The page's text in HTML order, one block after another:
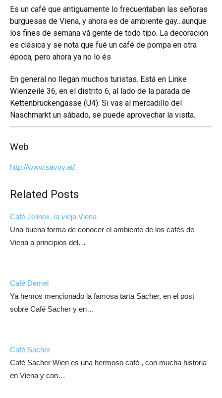
Es un café que antiguamente lo frecuentaban las señoras
burguesas de Viena, y ahora es de ambiente gay…aunque
los fines de semana vá gente de todo tipo. La decoración
es clásica y se nota que fué un café de pompa en otra
época, pero ahora ya no lo és
En general no llegan muchos turistas. Está en Linke
Wienzeile 36, en el distrito 6, al lado de la parada de
Kettenbrückengasse (U4). Si vas al mercadillo del
Naschmarkt un sábado, se puede aprovechar la visita.
Web
http://www.savoy.at/
Related Posts
Café Jelinek, la vieja Viena
Una buena forma de conocer el ambiente de los cafés de
Viena a principios del…
Café Demel
Ya hemos mencionado la famosa tarta Sacher, en el post
sobre Café Sacher y en…
Café Sacher
Café Sacher Wien es una hermoso café , con mucha historia
en Viena y con…